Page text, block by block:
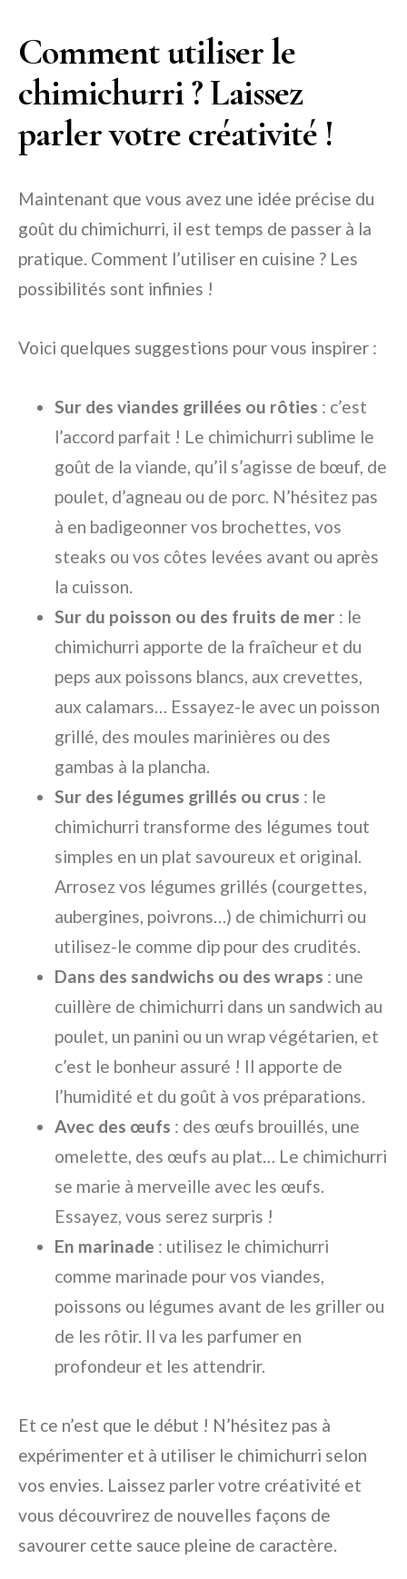
Comment utiliser le
chimichurri ? Laissez
parler votre créativité !
Maintenant que vous avez une idée précise du
goût du chimichurri, il est temps de passer à la
pratique. Comment l’utiliser en cuisine ? Les
possibilités sont infinies !
Voici quelques suggestions pour vous inspirer :
Sur des viandes grillées ou rôties : c’est
l’accord parfait ! Le chimichurri sublime le
goût de la viande, qu’il s’agisse de bœuf, de
poulet, d’agneau ou de porc. N’hésitez pas
à en badigeonner vos brochettes, vos
steaks ou vos côtes levées avant ou après
la cuisson.
Sur du poisson ou des fruits de mer : le
chimichurri apporte de la fraîcheur et du
peps aux poissons blancs, aux crevettes,
aux calamars… Essayez-le avec un poisson
grillé, des moules marinières ou des
gambas à la plancha.
Sur des légumes grillés ou crus : le
chimichurri transforme des légumes tout
simples en un plat savoureux et original.
Arrosez vos légumes grillés (courgettes,
aubergines, poivrons…) de chimichurri ou
utilisez-le comme dip pour des crudités.
Dans des sandwichs ou des wraps : une
cuillère de chimichurri dans un sandwich au
poulet, un panini ou un wrap végétarien, et
c’est le bonheur assuré ! Il apporte de
l’humidité et du goût à vos préparations.
Avec des œufs : des œufs brouillés, une
omelette, des œufs au plat… Le chimichurri
se marie à merveille avec les œufs.
Essayez, vous serez surpris !
En marinade : utilisez le chimichurri
comme marinade pour vos viandes,
poissons ou légumes avant de les griller ou
de les rôtir. Il va les parfumer en
profondeur et les attendrir.
Et ce n’est que le début ! N’hésitez pas à
expérimenter et à utiliser le chimichurri selon
vos envies. Laissez parler votre créativité et
vous découvrirez de nouvelles façons de
savourer cette sauce pleine de caractère.